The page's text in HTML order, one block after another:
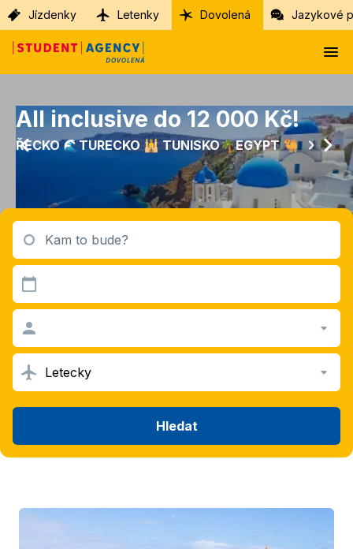
Jízdenky Letenky Dovolená Jazykové
All inclusive do 12 000 Kč!
ŘECKO 🌊TURECKO 🕌 TUNISKO🌴EGYPT 🐫
Kam to bude?
Letecky
Hledat